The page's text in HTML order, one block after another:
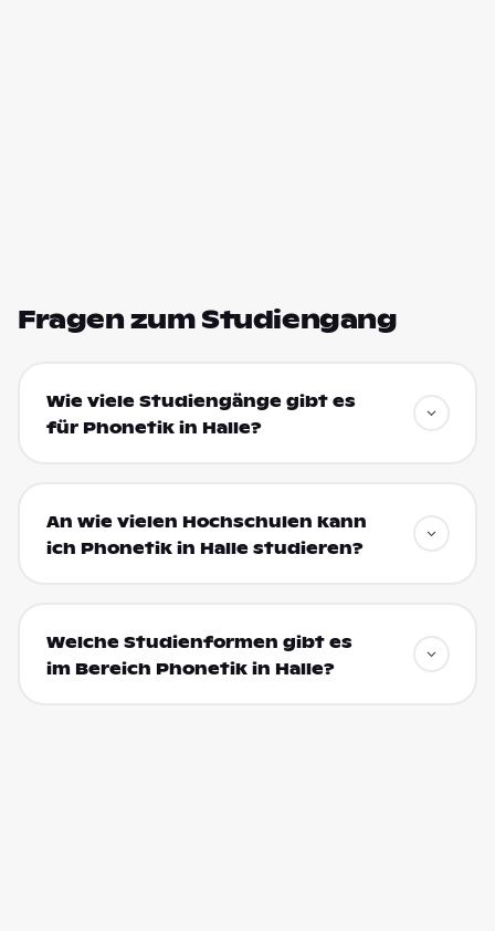
Fragen zum Studiengang
Wie viele Studiengänge gibt es
für Phonetik in Halle?
An wie vielen Hochschulen kann
ich Phonetik in Halle studieren?
Welche Studienformen gibt es
im Bereich Phonetik in Halle?